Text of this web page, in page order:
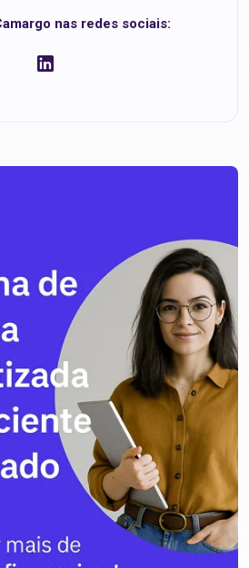
nas redes sociais: